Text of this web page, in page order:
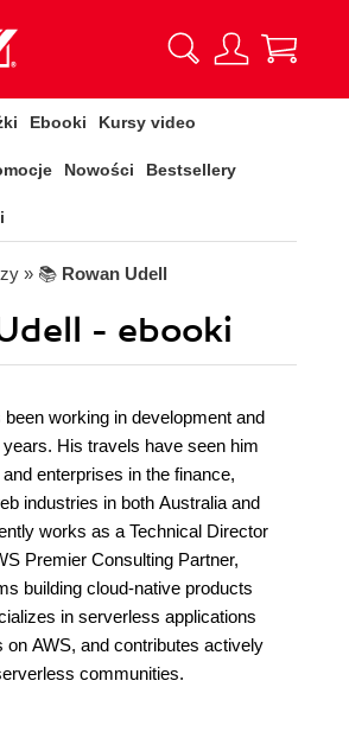
Ebooki Kursy video
Nowości Bestsellery
» 📚 Rowan Udell
- ebooki
working in development and
His travels have seen him
enterprises in the finance,
industries in both Australia and
works as a Technical Director
Premier Consulting Partner,
building cloud-native products
in serverless applications
on AWS, and contributes actively
communities.